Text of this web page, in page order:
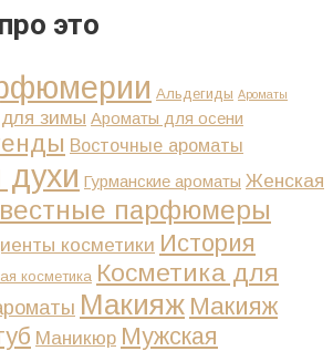
это
Альдегиды Ароматы
зимы Ароматы для осени
Восточные ароматы
Гурманские ароматы Женская
парфюмеры
косметики История
косметика Косметика для
Макияж Макияж
Маникюр Мужская